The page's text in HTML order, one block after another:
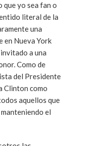
que yo sea fan o
literal de la
una
en Nueva York
a una
Como de
del Presidente
Clinton como
aquellos que
el